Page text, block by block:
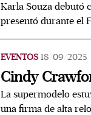
Karla Souza debutó
presentó durante el
EVENTOS 18/09/2025
Cindy
La supermodelo
una firma de alta